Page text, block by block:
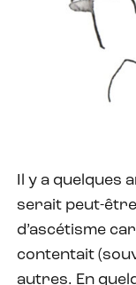
Il y a quelques
serait peut-
d’ascétisme
contentait
autres. En